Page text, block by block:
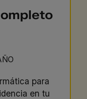
para
en tu